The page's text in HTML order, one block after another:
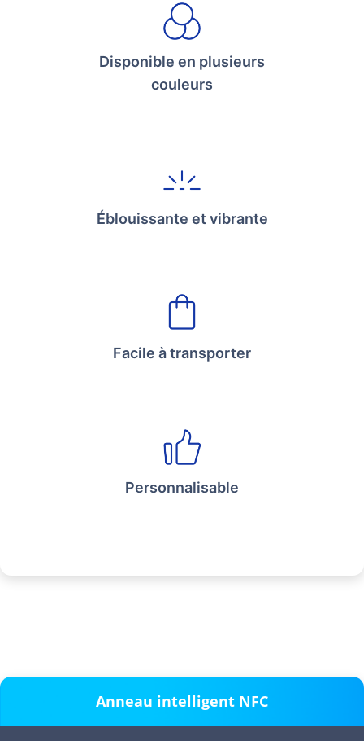
Disponible en plusieurs
couleurs
Éblouissante et vibrante
Facile à transporter
Personnalisable
Anneau intelligent NFC